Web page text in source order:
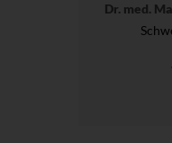
Dr. med.